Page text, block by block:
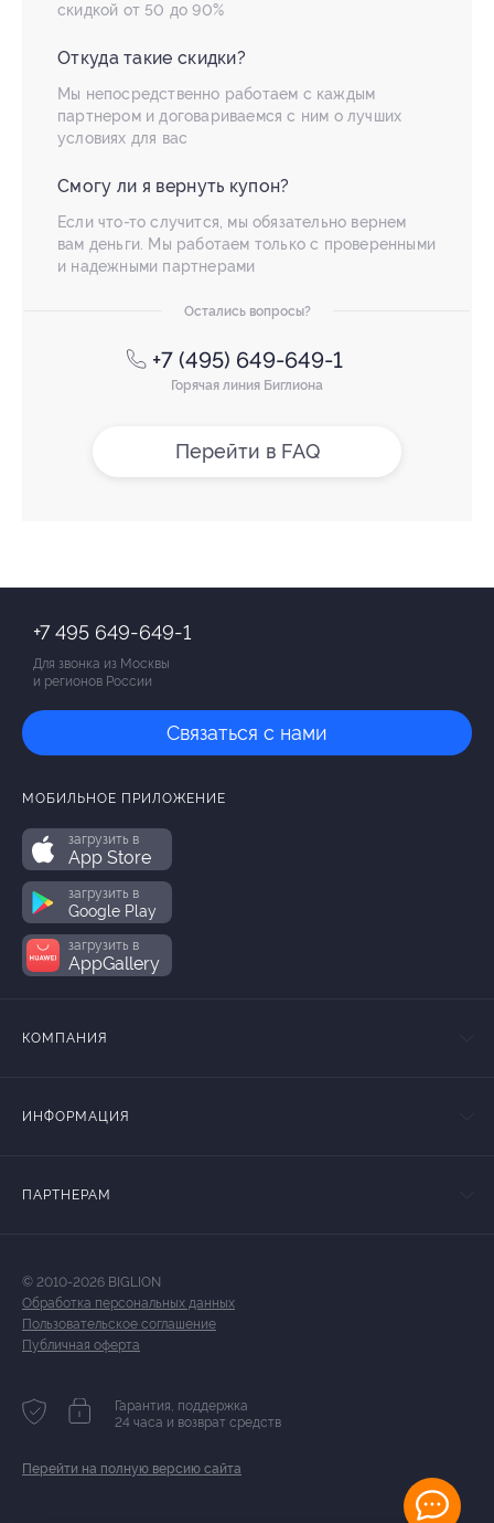
скидкой от 50 до 90%
Откуда такие скидки?
Мы непосредственно работаем с каждым
партнером и договариваемся с ним о лучших
условиях для вас
Смогу ли я вернуть купон?
Если что-то случится, мы обязательно вернем
вам деньги. Мы работаем только с проверенными
и надежными партнерами
Остались вопросы?
+7 (495) 649-649-1
Горячая линия Биглиона
Перейти в FAQ
+7 495 649-649-1
Для звонка из Москвы
и регионов России
Связаться с нами
МОБИЛЬНОЕ ПРИЛОЖЕНИЕ
загрузить в
App Store
загрузить в
Google Play
загрузить в
AppGallery
КОМПАНИЯ
ИНФОРМАЦИЯ
ПАРТНЕРАМ
© 2010-2026 BIGLION
Обработка персональных данных
Пользовательское соглашение
Публичная оферта
Гарантия, поддержка
24 часа и возврат средств
Перейти на полную версию сайта